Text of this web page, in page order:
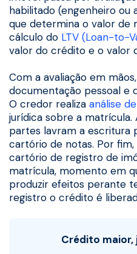
habilitado (engenheiro ou
que determina o valor de
cálculo do LTV (Loan-to-
valor do crédito e o valor
Com a avaliação em
documentação pessoal e
O credor realiza análise
jurídica sobre a matrícula.
partes lavram a escritura
cartório de notas. Por
cartório de registro de
matrícula, momento em
produzir efeitos perante
registro o crédito é
Crédito maior,